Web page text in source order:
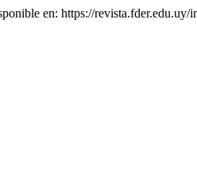
en: https://